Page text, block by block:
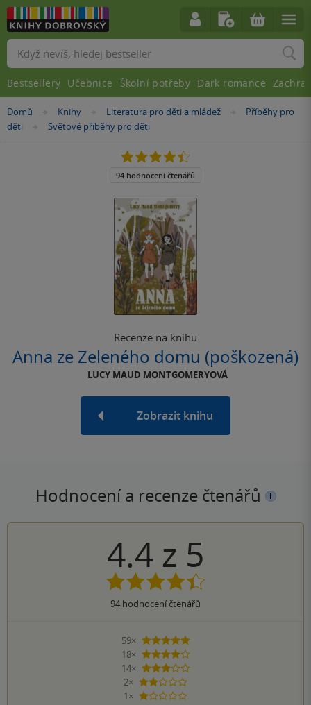
Nacházíte
se
Domů »Knihy »Literatura pro děti a mládež »Příběhy pro
děti
»
Světové příběhy pro děti
Recenze na knihu
Anna ze Zeleného domu (poškozená)
LUCY MAUD MONTGOMERYOVÁ
Zobrazit knihu
4.4
z
5
94 hodnocení čtenářů
Hodnocení a recenze čtenářů
4.4 z 5
94 hodnocení čtenářů
59×
5 hvězdiček
18×
4 hvězdičky
14×
3 hvězdičky
2×
2 hvězdičky
1×
1 hvezdička
Vyhledávání
Bestsellery Učebnice Školní potřeby Dark romance